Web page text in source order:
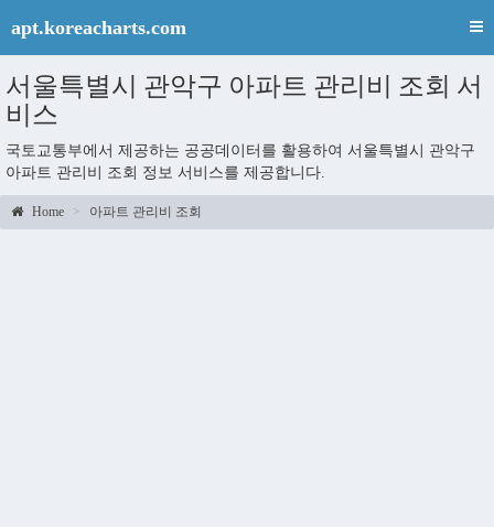
apt.koreacharts.com
서울특별시 관악구 아파트 관리비 조회 서
비스
국토교통부에서 제공하는 공공데이터를 활용하여 서울특별시 관악구
아파트 관리비 조회 정보 서비스를 제공합니다.
Home 아파트 관리비 조회